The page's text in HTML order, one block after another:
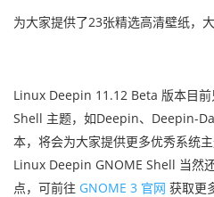
为大家提供了23张精选高清壁纸，
Linux Deepin 11.12 Beta 版本目
Shell 主题，如Deepin、Deepin-
本，将会为大家提供更多优秀系统主
Linux Deepin GNOME Shell 当然
点，可前往 GNOME 3 官网 获取更